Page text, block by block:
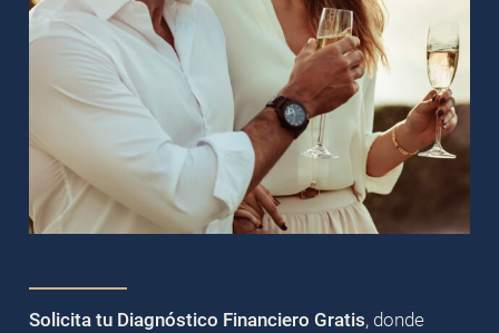
Solicita tu Diagnóstico Financiero Gratis, donde